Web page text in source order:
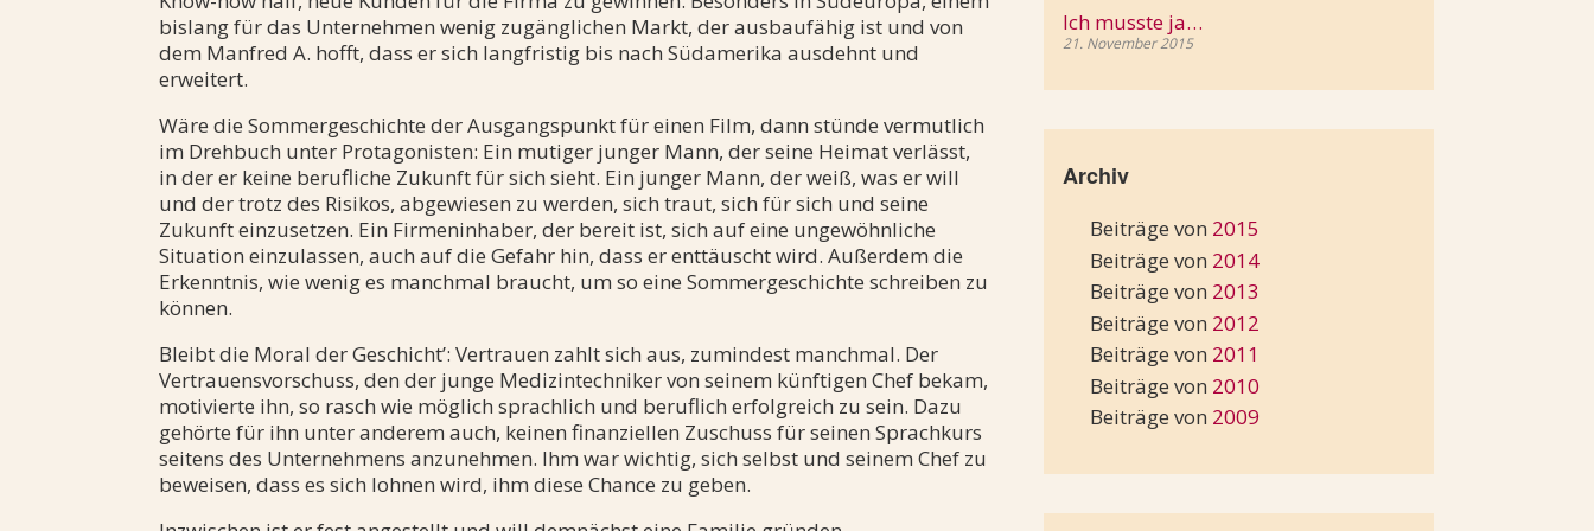
bislang für das Unternehmen wenig zugänglichen Markt, der ausbaufähig ist und von
dem Manfred A. hofft, dass er sich langfristig bis nach Südamerika ausdehnt und
erweitert.
Wäre die Sommergeschichte der Ausgangspunkt für einen Film, dann stünde vermutlich
im Drehbuch unter Protagonisten: Ein mutiger junger Mann, der seine Heimat verlässt,
in der er keine berufliche Zukunft für sich sieht. Ein junger Mann, der weiß, was er will
und der trotz des Risikos, abgewiesen zu werden, sich traut, sich für sich und seine
Zukunft einzusetzen. Ein Firmeninhaber, der bereit ist, sich auf eine ungewöhnliche
Situation einzulassen, auch auf die Gefahr hin, dass er enttäuscht wird. Außerdem die
Erkenntnis, wie wenig es manchmal braucht, um so eine Sommergeschichte schreiben zu
können.
Bleibt die Moral der Geschicht’: Vertrauen zahlt sich aus, zumindest manchmal. Der
Vertrauensvorschuss, den der junge Medizintechniker von seinem künftigen Chef bekam,
motivierte ihn, so rasch wie möglich sprachlich und beruflich erfolgreich zu sein. Dazu
gehörte für ihn unter anderem auch, keinen finanziellen Zuschuss für seinen Sprachkurs
seitens des Unternehmens anzunehmen. Ihm war wichtig, sich selbst und seinem Chef zu
beweisen, dass es sich lohnen wird, ihm diese Chance zu geben.
Ich musste ja…
21. November 2015
Archiv
Beiträge von 2015
Beiträge von 2014
Beiträge von 2013
Beiträge von 2012
Beiträge von 2011
Beiträge von 2010
Beiträge von 2009